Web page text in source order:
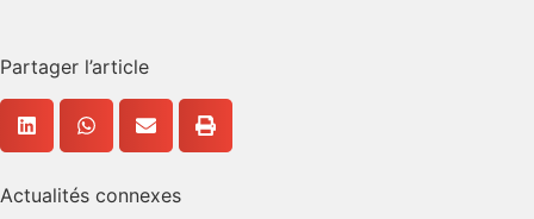
Partager l’article
Actualités connexes